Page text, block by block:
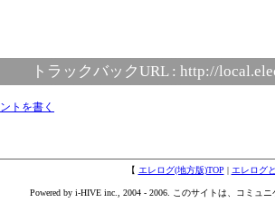
トラックバックURL : http://
トを書く
【 エレログ(地方版)TOP | エレログ
Powered by i-HIVE inc., 2004 - 2006. このサイトは、コミュ